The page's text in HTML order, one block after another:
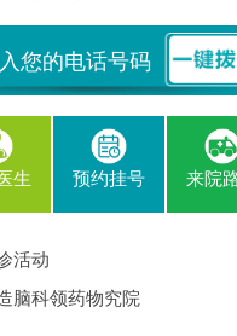
生 预约挂号 来院
活动
脑科领药物究院